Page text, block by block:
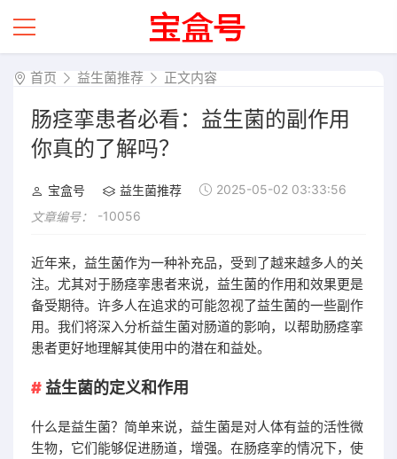
首页 益生菌推荐 正文内容
肠痉挛患者必看：益生菌的副作用
你真的了解吗？
宝盒号 益生菌推荐
2025-05-02 03:33:56
文章编号：
-10056
近年来，益生菌作为一种补充品，受到了越来越多人的关
注。尤其对于肠痉挛患者来说，益生菌的作用和效果更是
备受期待。许多人在追求的可能忽视了益生菌的一些副作
用。我们将深入分析益生菌对肠道的影响，以帮助肠痉挛
患者更好地理解其使用中的潜在和益处。
益生菌的定义和作用
什么是益生菌？简单来说，益生菌是对人体有益的活性微
生物，它们能够促进肠道，增强。在肠痉挛的情况下，使